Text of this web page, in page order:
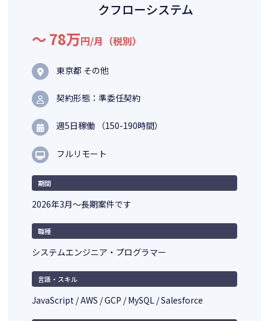
クフローシステム
〜 78万円/月（税別）
東京都 その他
契約形態：準委任契約
週5日稼働 （150-190時間）
フルリモート
期間
2026年3月～長期案件です
職種
システムエンジニア・プログラマー
言語・スキル
JavaScript / AWS / GCP / MySQL / Salesforce